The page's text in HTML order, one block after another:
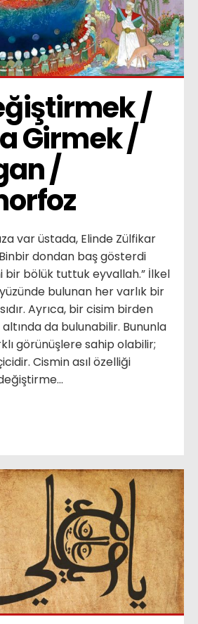
/
Girmek /
/
var üstada, Elinde Zülfikar
dondan baş gösterdi
bir bölük tuttuk eyvallah.” İlkel
bulunan her varlık bir
Ayrıca, bir cisim birden
da bulunabilir. Bununla
görünüşlere sahip olabilir;
Cismin asıl özelliği